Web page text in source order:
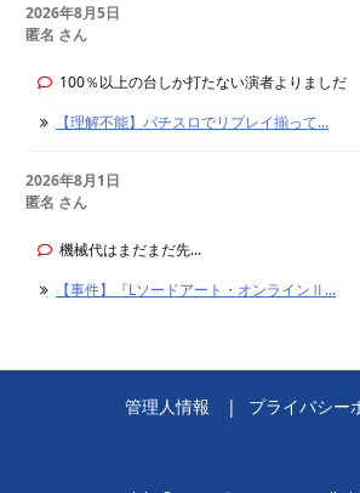
2026年8月5日
匿名 さん
100％以上の台しか打たない演者よりましだ
【理解不能】パチスロでリプレイ揃って...
2026年8月1日
匿名 さん
機械代はまだまだ先...
【事件】『Lソードアート・オンラインⅡ...
管理人情報 プライバシー